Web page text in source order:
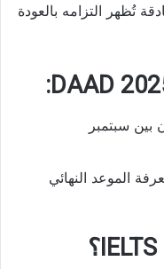
تُظهر التزامه بالعودة
بين سبتمبر
الموعد النهائي